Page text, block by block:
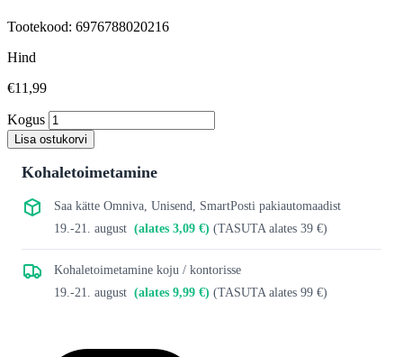
Tootekood: 6976788020216
Hind
€11,99
Kogus
Lisa ostukorvi
Kohaletoimetamine
Saa kätte Omniva, Unisend, SmartPosti pakiautomaadist
19.-21. august (alates 3,09 €) (TASUTA alates 39 €)
Kohaletoimetamine koju / kontorisse
19.-21. august (alates 9,99 €) (TASUTA alates 99 €)